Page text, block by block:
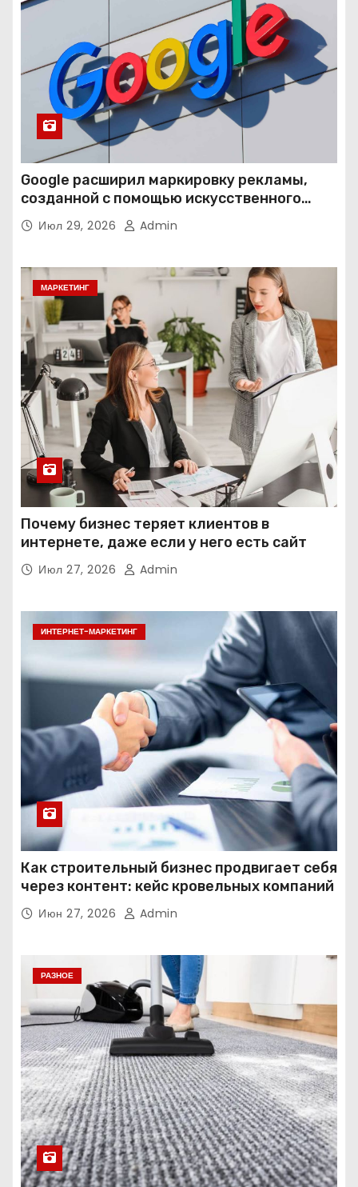
Google расширил маркировку рекламы,
созданной с помощью искусственного
интеллекта
Июл 29, 2026 Admin
МАРКЕТИНГ
Почему бизнес теряет клиентов в
интернете, даже если у него есть сайт
Июл 27, 2026 Admin
ИНТЕРНЕТ-МАРКЕТИНГ
Как строительный бизнес продвигает себя
через контент: кейс кровельных компаний
Июн 27, 2026 Admin
РАЗНОЕ